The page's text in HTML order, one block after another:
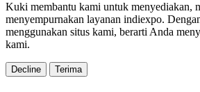
Kuki membantu kami untuk menyediakan,
menyempurnakan layanan indiexpo.
menggunakan situs kami, berarti Anda
kami.
Decline Terima